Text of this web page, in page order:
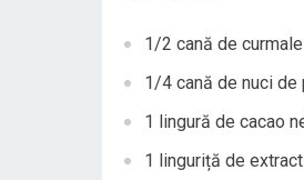
1/2 cană de
1/4 cană de nuci de
1 lingură de cacao
1 linguriță de